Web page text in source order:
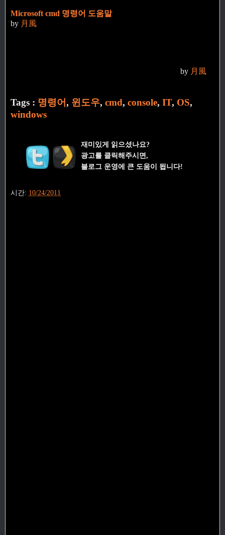
Microsoft cmd 명령어 도움말
by 月風
by 月風
Tags : 명령어, 윈도우, cmd, console, IT, OS,
windows
재미있게 읽으셨나요?
광고를 클릭해주시면,
블로그 운영에 큰 도움이 됩니다!
시간: 10/24/2011